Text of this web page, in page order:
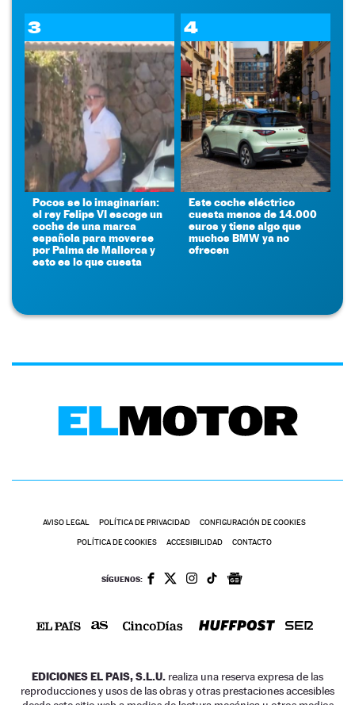
3
Pocos se lo imaginarían:
el rey Felipe VI escoge un
coche de una marca
española para moverse
por Palma de Mallorca y
esto es lo que cuesta
4
Este coche eléctrico
cuesta menos de 14.000
euros y tiene algo que
muchos BMW ya no
ofrecen
AVISO LEGAL POLÍTICA DE PRIVACIDAD CONFIGURACIÓN DE COOKIES
POLÍTICA DE COOKIES ACCESIBILIDAD CONTACTO
SÍGUENOS:
EDICIONES EL PAIS, S.L.U. realiza una reserva expresa de las
reproducciones y usos de las obras y otras prestaciones accesibles